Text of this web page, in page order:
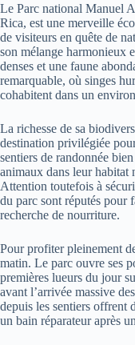
Le Parc national Manuel
Rica, est une merveille
de visiteurs en quête de
son mélange harmonieux
denses et une faune
remarquable, où singes
cohabitent dans un
La richesse de sa
destination privilégiée
sentiers de randonnée
animaux dans leur habitat
Attention toutefois à
du parc sont réputés pour
recherche de nourriture.
Pour profiter pleinement
matin. Le parc ouvre ses
premières lueurs du jour
avant l’arrivée massive
depuis les sentiers offrent
un bain réparateur après